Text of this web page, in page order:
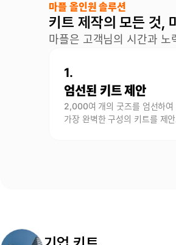
마플 올인원 솔루션
키트 제작의 모든 것,
마플은 고객님의 시간과 노
1.
엄선된 키트 제안
2,000여 개의 굿즈를 엄선하여
가장 완벽한 구성의 키트를 제